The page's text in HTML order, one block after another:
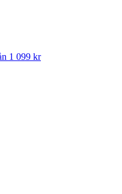
1 099 kr